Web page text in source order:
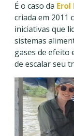
É o caso da
criada em 2011
iniciativas que
sistemas
gases de efeito
de escalar seu